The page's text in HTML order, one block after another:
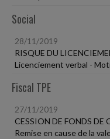
Social
28/11/2019
RISQUE DU
Licenciement verbal -
Fiscal TPE
27/11/2019
CESSION DE FONDS DE
Remise en cause de la